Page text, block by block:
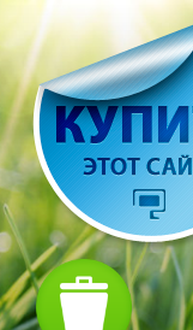
Перейти
содержимому